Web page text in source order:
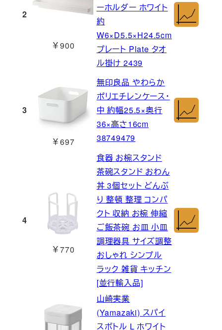
2
￥900
ーホルダー ホワイト
約
W6×D5.5×H24.5cm
プレート Plate タオ
ル掛け 2439
3
￥697
無印良品 やわらか
ポリエチレンケース・
中 約幅25.5×奥行
36×高さ16cm
38749479
4
￥770
食器 お椀スタンド
茶碗スタンド おわん
丼 3個セット どんぶ
り 整頓 整理 コンパ
クト 収納 お椀 伸縮
ご飯茶碗 お皿 小皿
調理器具 サイズ調整
おしゃれ シンプル
ラック 雑貨 キッチン
[並行輸入品]
山崎実業
(Yamazaki) スパイ
スボトル L ホワイト